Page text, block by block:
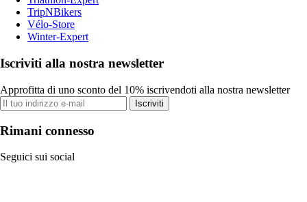
TripNBikers
Vélo-Store
Winter-Expert
Iscriviti alla nostra newsletter
Approfitta di uno sconto del 10% iscrivendoti alla nostra newsletter
Iscriviti
Rimani connesso
Seguici sui social